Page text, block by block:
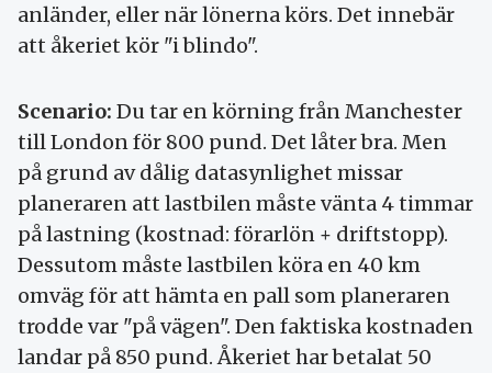
anländer, eller när lönerna körs. Det innebär
att åkeriet kör "i blindo".
Scenario: Du tar en körning från Manchester
till London för 800 pund. Det låter bra. Men
på grund av dålig datasynlighet missar
planeraren att lastbilen måste vänta 4 timmar
på lastning (kostnad: förarlön + driftstopp).
Dessutom måste lastbilen köra en 40 km
omväg för att hämta en pall som planeraren
trodde var "på vägen". Den faktiska kostnaden
landar på 850 pund. Åkeriet har betalat 50